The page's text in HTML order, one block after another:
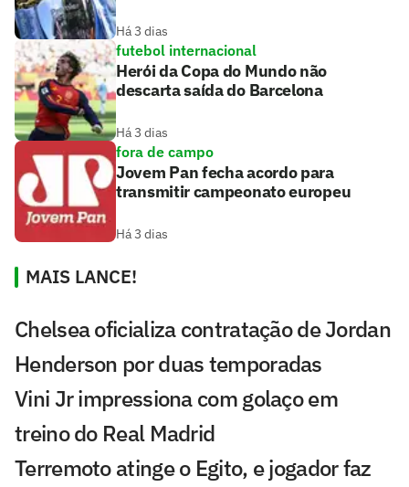
Há 3 dias
futebol internacional
Herói da Copa do Mundo não
descarta saída do Barcelona
Há 3 dias
fora de campo
Jovem Pan fecha acordo para
transmitir campeonato europeu
Há 3 dias
MAIS LANCE!
Chelsea oficializa contratação de Jordan
Henderson por duas temporadas
Vini Jr impressiona com golaço em
treino do Real Madrid
Terremoto atinge o Egito, e jogador faz